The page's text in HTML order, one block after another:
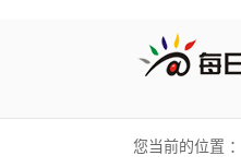
您当前的位置 ：